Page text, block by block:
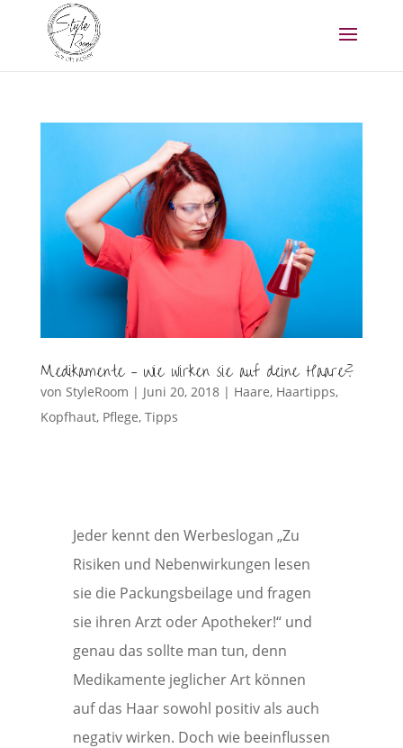
Medikamente – Wie wirken sie auf deine Haare?
von StyleRoom | Juni 20, 2018| Haare, Haartipps,
Kopfhaut, Pflege, Tipps
Jeder kennt den Werbeslogan „Zu
Risiken und Nebenwirkungen lesen
sie die Packungsbeilage und fragen
sie ihren Arzt oder Apotheker!“ und
genau das sollte man tun, denn
Medikamente jeglicher Art können
auf das Haar sowohl positiv als auch
negativ wirken. Doch wie beeinflussen